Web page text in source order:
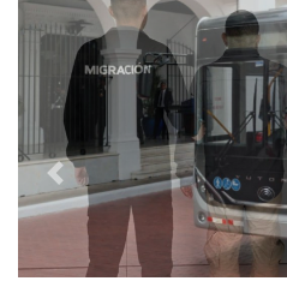
Previous